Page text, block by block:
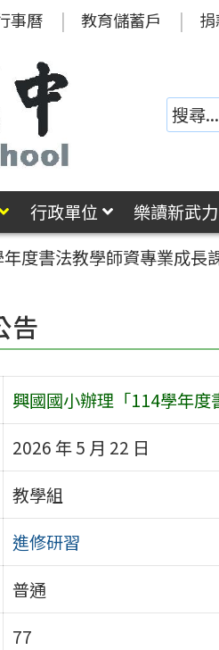
事曆 教育儲蓄戶
行政單位 樂讀新武力
度書法教學師資專業成長
告
興國國小辦理「114學年度
2026 年 5 月 22 日
教學組
進修研習
普通
77